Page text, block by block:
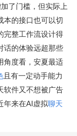
了门槛，但实际上
本的接口也可以切
完整工作流设计得
话的体验远超那些
角度看，安夏最适
且有一定动手能力
软件又不想被广告
年来在AI虚拟聊天